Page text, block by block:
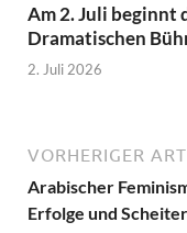
Am 2. Juli beginnt
Dramatischen
2. Juli 2026
VORHERIGER
Arabischer
Erfolge und